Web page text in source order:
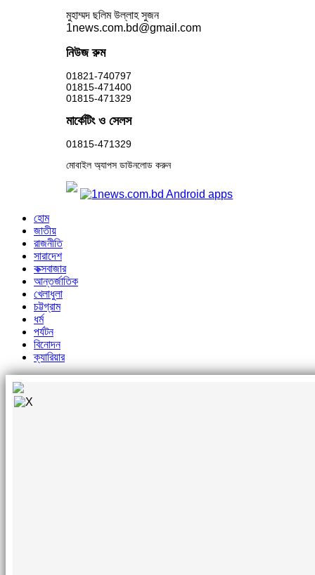
মুহাম্মদ ছলিম উল্লাহ সুজন
1news.com.bd@gmail.com
নিউজ রুম
01821-740797
01815-471400
01815-471329
মার্কেটিং ও সেলস
01815-471329
মোবাইল অ্যাপস ডাউনলোড করুন
হোম
জাতীয়
রাজনীতি
সারাদেশ
কক্সবাজার
আন্তর্জাতিক
খেলাধুলা
চট্টগ্রাম
ধর্ম
পর্যটন
বিনোদন
ক্যারিয়ার